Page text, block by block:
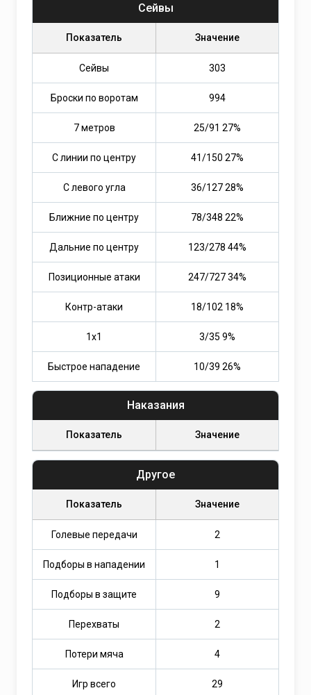
Сейвы
Показатель Значение
Сейвы 303
Броски по воротам 994
7 метров 25/91 27%
С линии по центру 41/150 27%
С левого угла 36/127 28%
Ближние по центру 78/348 22%
Дальние по центру 123/278 44%
Позиционные атаки 247/727 34%
Контр-атаки 18/102 18%
1х1 3/35 9%
Быстрое нападение 10/39 26%
Наказания
Показатель Значение
Другое
Показатель Значение
Голевые передачи 2
Подборы в нападении 1
Подборы в защите 9
Перехваты 2
Потери мяча 4
Игр всего 29